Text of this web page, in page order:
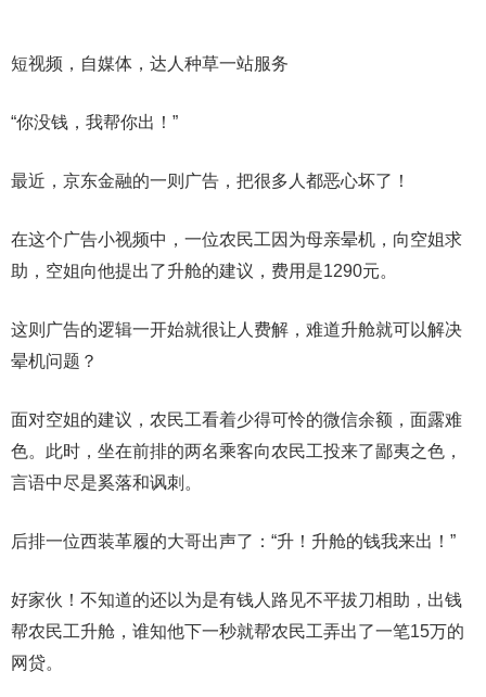
短视频，自媒体，达人种草一站服务
“你没钱，我帮你出！”
最近，京东金融的一则广告，把很多人都恶心坏了！
在这个广告小视频中，一位农民工因为母亲晕机，向空姐求
助，空姐向他提出了升舱的建议，费用是1290元。
这则广告的逻辑一开始就很让人费解，难道升舱就可以解决
晕机问题？
面对空姐的建议，农民工看着少得可怜的微信余额，面露难
色。此时，坐在前排的两名乘客向农民工投来了鄙夷之色，
言语中尽是奚落和讽刺。
后排一位西装革履的大哥出声了：“升！升舱的钱我来出！”
好家伙！不知道的还以为是有钱人路见不平拔刀相助，出钱
帮农民工升舱，谁知他下一秒就帮农民工弄出了一笔15万的
网贷。